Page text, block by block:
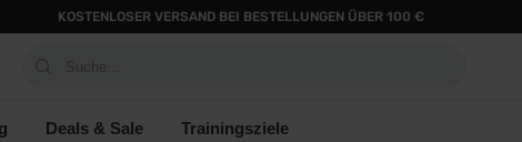
KOSTENLOSER VERSAND BEI BESTELLUNGEN ÜBER 100 €
Deals & Sale Trainingsziele